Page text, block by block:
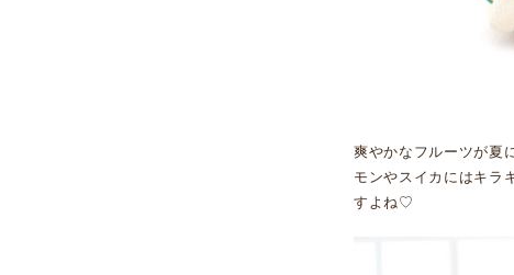
爽やかなフルーツが夏
モンやスイカにはキラ
すよね♡